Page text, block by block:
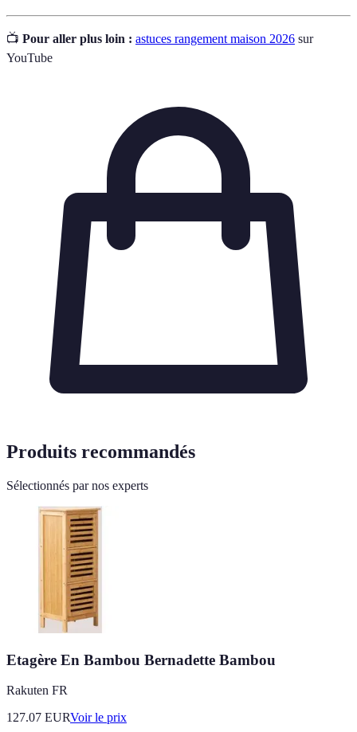
📺 Pour aller plus loin : astuces rangement maison 2026 sur
YouTube
Produits recommandés
Sélectionnés par nos experts
Etagère En Bambou Bernadette Bambou
Rakuten FR
127.07 EURVoir le prix